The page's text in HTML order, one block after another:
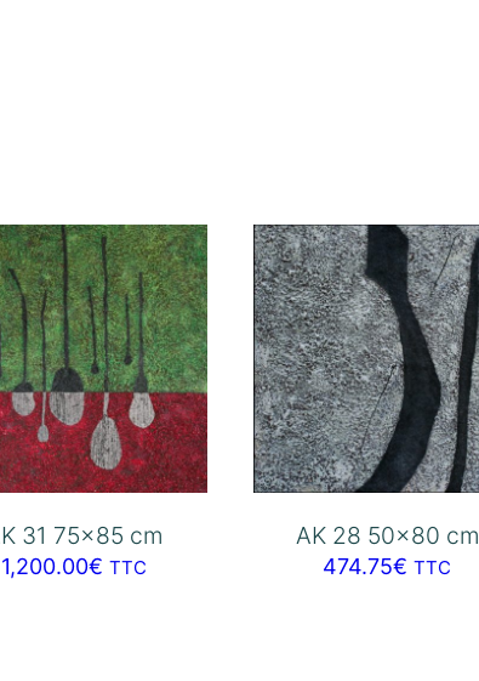
31 75×85 cm
1,200.00€ TTC
AK 28 50×80 cm
474.75€ TTC